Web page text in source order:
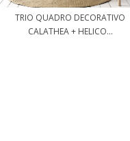
TRIO QUADRO DECORATIVO
CALATHEA + HELICO...